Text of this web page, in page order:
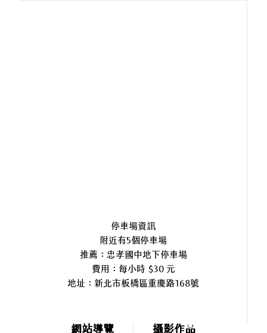
停車場資訊
附近有5個停車場
推薦：忠孝國中地下停車場
費用：每小時 $30 元
地址： 新北市板橋區重慶路168號
網站導覽 攝影作品